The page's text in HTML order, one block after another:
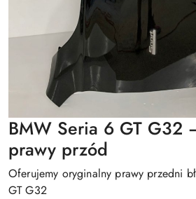
BMW Seria 6 GT G32
prawy przód
Oferujemy oryginalny prawy przedni
GT G32